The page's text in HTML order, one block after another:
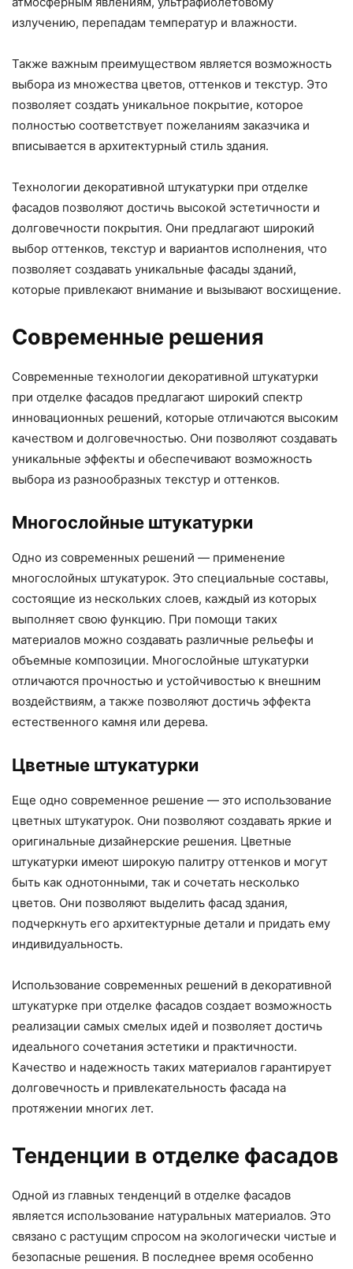
излучению, перепадам температур и влажности.
Также важным преимуществом является возможность
выбора из множества цветов, оттенков и текстур. Это
позволяет создать уникальное покрытие, которое
полностью соответствует пожеланиям заказчика и
вписывается в архитектурный стиль здания.
Технологии декоративной штукатурки при отделке
фасадов позволяют достичь высокой эстетичности и
долговечности покрытия. Они предлагают широкий
выбор оттенков, текстур и вариантов исполнения, что
позволяет создавать уникальные фасады зданий,
которые привлекают внимание и вызывают восхищение.
Современные решения
Современные технологии декоративной штукатурки
при отделке фасадов предлагают широкий спектр
инновационных решений, которые отличаются высоким
качеством и долговечностью. Они позволяют создавать
уникальные эффекты и обеспечивают возможность
выбора из разнообразных текстур и оттенков.
Многослойные штукатурки
Одно из современных решений — применение
многослойных штукатурок. Это специальные составы,
состоящие из нескольких слоев, каждый из которых
выполняет свою функцию. При помощи таких
материалов можно создавать различные рельефы и
объемные композиции. Многослойные штукатурки
отличаются прочностью и устойчивостью к внешним
воздействиям, а также позволяют достичь эффекта
естественного камня или дерева.
Цветные штукатурки
Еще одно современное решение — это использование
цветных штукатурок. Они позволяют создавать яркие и
оригинальные дизайнерские решения. Цветные
штукатурки имеют широкую палитру оттенков и могут
быть как однотонными, так и сочетать несколько
цветов. Они позволяют выделить фасад здания,
подчеркнуть его архитектурные детали и придать ему
индивидуальность.
Использование современных решений в декоративной
штукатурке при отделке фасадов создает возможность
реализации самых смелых идей и позволяет достичь
идеального сочетания эстетики и практичности.
Качество и надежность таких материалов гарантирует
долговечность и привлекательность фасада на
протяжении многих лет.
Тенденции в отделке фасадов
Одной из главных тенденций в отделке фасадов
является использование натуральных материалов. Это
связано с растущим спросом на экологически чистые и
безопасные решения. В последнее время особенно